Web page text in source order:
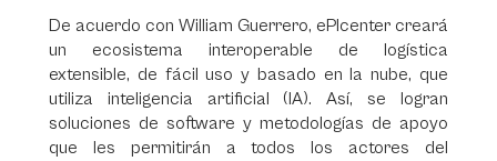
De acuerdo con William Guerrero, ePIcenter creará
un ecosistema interoperable de logística
extensible, de fácil uso y basado en la nube, que
utiliza inteligencia artificial (IA). Así, se logran
soluciones de software y metodologías de apoyo
que les permitirán a todos los actores del